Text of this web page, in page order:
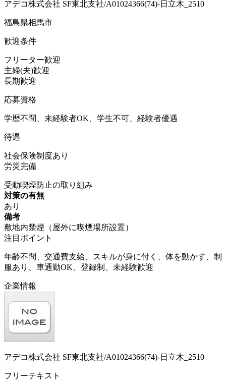
アデコ株式会社 SF東北支社/A01024366(74)-日立木_2510
福島県相馬市
歓迎条件
フリーター歓迎
主婦(夫)歓迎
長期歓迎
応募資格
学歴不問、未経験者OK、学生不可、経験者優遇
待遇
社会保険制度あり
労災完備
受動喫煙防止の取り組み
対策の有無
あり
備考
敷地内禁煙（屋外に喫煙場所設置）
注目ポイント
年齢不問、交通費支給、スキルが身に付く、体を動かす、制
服あり、車通勤OK、登録制、未経験歓迎
企業情報
アデコ株式会社 SF東北支社/A01024366(74)-日立木_2510
フリーテキスト